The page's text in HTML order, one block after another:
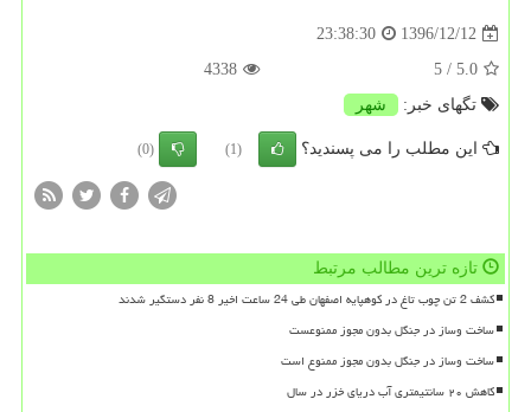
1396/12/12
23:38:30
5.0
/ 5
4338
تگهای خبر:
شهر
این مطلب را می پسندید؟ (1)
(0)
تازه ترین مطالب مرتبط
کشف 2 تن چوب تاغ در کوهپایه اصفهان طی 24 ساعت اخیر 8 نفر دستگیر شدند
ساخت وساز در جنگل بدون مجوز ممنوعست
ساخت وساز در جنگل بدون مجوز ممنوع است
کاهش ۲۰ سانتیمتری آب دریای خزر در سال